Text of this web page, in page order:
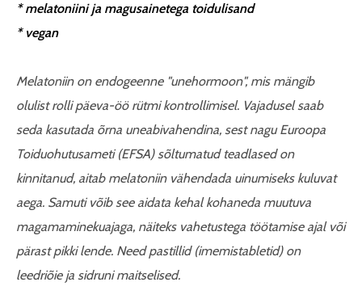
* melatoniini ja magusainetega toidulisand
* vegan
Melatoniin on endogeenne "unehormoon", mis mängib
olulist rolli päeva-öö rütmi kontrollimisel. Vajadusel saab
seda kasutada õrna uneabivahendina, sest nagu Euroopa
Toiduohutusameti (EFSA) sõltumatud teadlased on
kinnitanud, aitab melatoniin vähendada uinumiseks kuluvat
aega. Samuti võib see aidata kehal kohaneda muutuva
magamaminekuajaga, näiteks vahetustega töötamise ajal või
pärast pikki lende. Need pastillid (imemistabletid) on
leedriõie ja sidruni maitselised.